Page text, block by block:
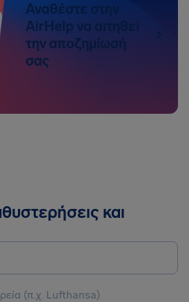
Αναθέστε στην
AirHelp να αιτηθεί
την αποζημίωσή
σας
και